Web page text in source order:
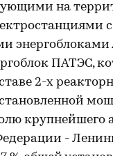
на
с
энергоблоками
ПАТЭС,
2-х
крупнейшего
-